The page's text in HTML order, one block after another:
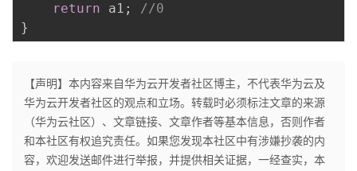
return a1 ;
//0
}
【声明】本内容来自华为云开发者社区博主，不代表华为云及
华为云开发者社区的观点和立场。转载时必须标注文章的来源
（华为云社区）、文章链接、文章作者等基本信息，否则作者
和本社区有权追究责任。如果您发现本社区中有涉嫌抄袭的内
容，欢迎发送邮件进行举报，并提供相关证据，一经查实，本